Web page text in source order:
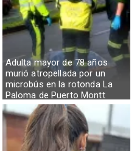
Adulta mayor de 78 años
murió atropellada por un
microbús en la rotonda La
Paloma de Puerto Montt